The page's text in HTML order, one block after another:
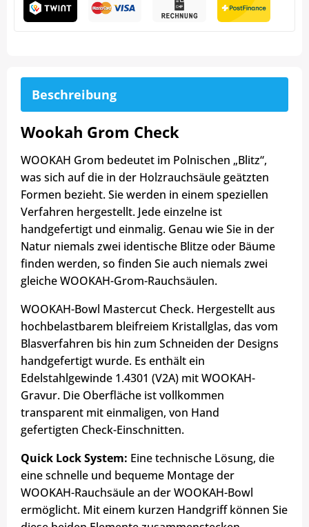
Beschreibung
Wookah Grom Check
WOOKAH Grom bedeutet im Polnischen „Blitz“,
was sich auf die in der Holzrauchsäule geätzten
Formen bezieht. Sie werden in einem speziellen
Verfahren hergestellt. Jede einzelne ist
handgefertigt und einmalig. Genau wie Sie in der
Natur niemals zwei identische Blitze oder Bäume
finden werden, so finden Sie auch niemals zwei
gleiche WOOKAH-Grom-Rauchsäulen.
WOOKAH-Bowl Mastercut Check. Hergestellt aus
hochbelastbarem bleifreiem Kristallglas, das vom
Blasverfahren bis hin zum Schneiden der Designs
handgefertigt wurde. Es enthält ein
Edelstahlgewinde 1.4301 (V2A) mit WOOKAH-
Gravur. Die Oberfläche ist vollkommen
transparent mit einmaligen, von Hand
gefertigten Check-Einschnitten.
Quick Lock System: Eine technische Lösung, die
eine schnelle und bequeme Montage der
WOOKAH-Rauchsäule an der WOOKAH-Bowl
ermöglicht. Mit einem kurzen Handgriff können Sie